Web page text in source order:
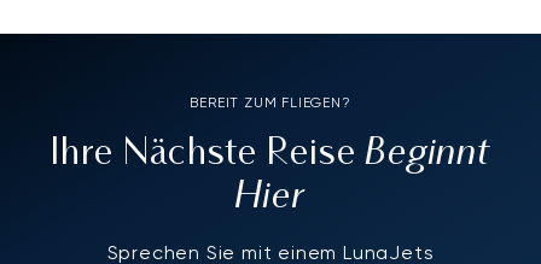
BEREIT ZUM FLIEGEN?
Ihre Nächste ReiseBeginnt
Hier
Sprechen Sie mit einem LunaJets